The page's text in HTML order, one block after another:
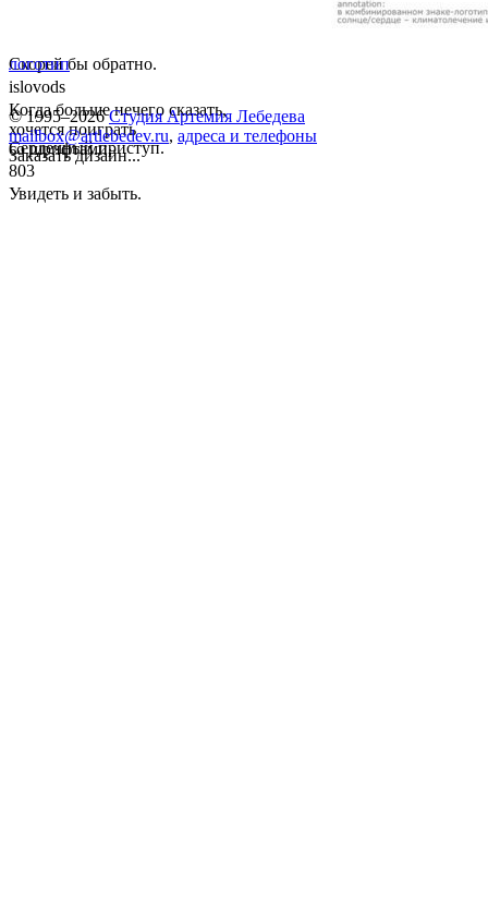
Скорей бы обратно.
islovods
Когда больше нечего сказать,
хочется поиграть
со шрифтами.
Сердечный приступ.
803
Увидеть и забыть.
логотип
© 1995–2026 Студия Артемия Лебедева
mailbox@artlebedev.ru, адреса и телефоны
Заказать дизайн...